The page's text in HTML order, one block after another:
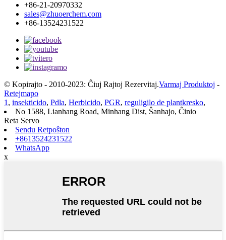
+86-21-20970332
sales@zhuoerchem.com
+86-13524231522
© Kopirajto - 2010-2023: Ĉiuj Rajtoj Rezervitaj.Varmaj Produktoj -
Retejmapo
1, insekticido, Pdla, Herbicido, PGR, reguligilo de plantkresko,
No 1588, Lianhang Road, Minhang Dist, Ŝanhajo, Ĉinio
Reta Servo
Sendu Retpoŝton
+8613524231522
WhatsApp
x